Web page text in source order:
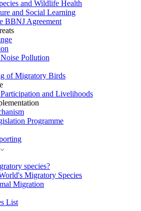
and Wildlife Health
and Social Learning
BBNJ Agreement
Pollution
of Migratory Birds
and Livelihoods
Programme
species?
Migratory Species
Migration
List